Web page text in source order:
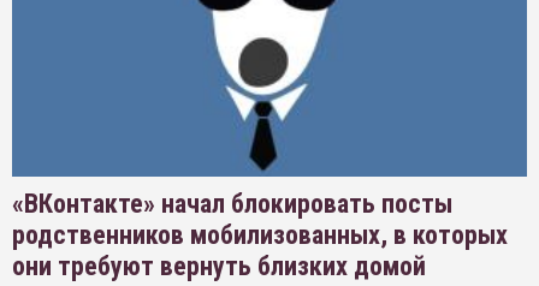
«ВКонтакте» начал блокировать посты
родственников мобилизованных, в которых
они требуют вернуть близких домой